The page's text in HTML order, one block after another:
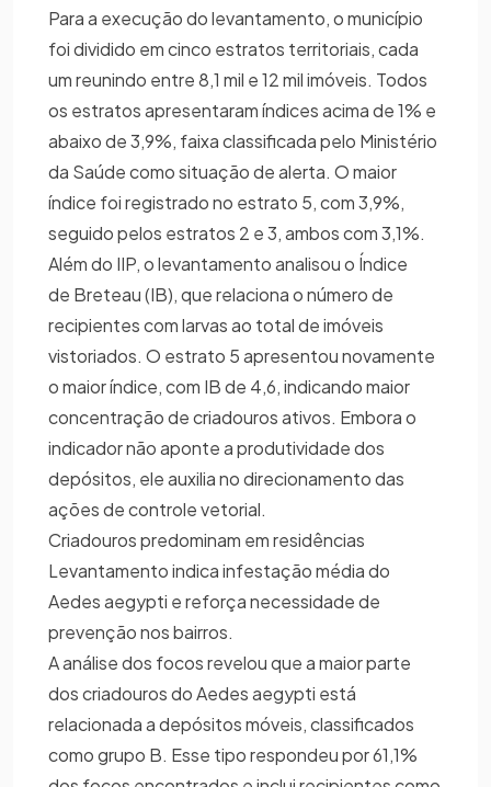
Para a execução do levantamento, o município
foi dividido em cinco estratos territoriais, cada
um reunindo entre 8,1 mil e 12 mil imóveis. Todos
os estratos apresentaram índices acima de 1% e
abaixo de 3,9%, faixa classificada pelo Ministério
da Saúde como situação de alerta. O maior
índice foi registrado no estrato 5, com 3,9%,
seguido pelos estratos 2 e 3, ambos com 3,1%.
Além do IIP, o levantamento analisou o Índice
de Breteau (IB), que relaciona o número de
recipientes com larvas ao total de imóveis
vistoriados. O estrato 5 apresentou novamente
o maior índice, com IB de 4,6, indicando maior
concentração de criadouros ativos. Embora o
indicador não aponte a produtividade dos
depósitos, ele auxilia no direcionamento das
ações de controle vetorial.
Criadouros predominam em residências
Levantamento indica infestação média do
Aedes aegypti e reforça necessidade de
prevenção nos bairros.
A análise dos focos revelou que a maior parte
dos criadouros do Aedes aegypti está
relacionada a depósitos móveis, classificados
como grupo B. Esse tipo respondeu por 61,1%